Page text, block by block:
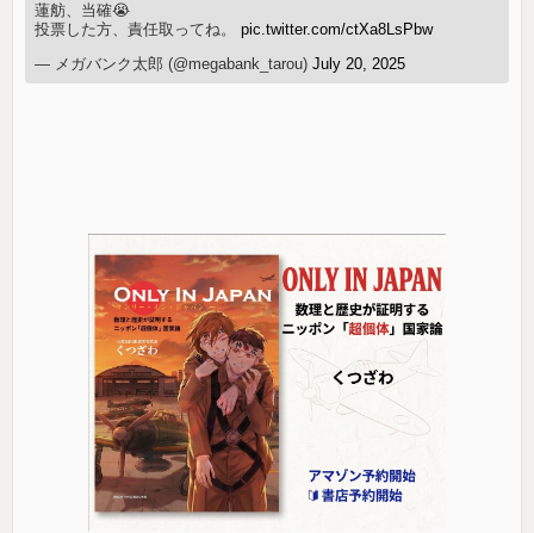
蓮舫、当確😭
投票した方、責任取ってね。pic.twitter.com/ctXa8LsPbw
— メガバンク太郎 (@megabank_tarou)July 20, 2025